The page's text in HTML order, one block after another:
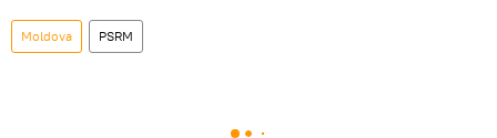
Moldova PSRM